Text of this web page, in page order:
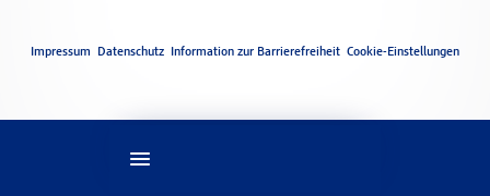
Rechtliches
Impressum Datenschutz Information zur Barrierefreiheit Cookie-Einstellungen